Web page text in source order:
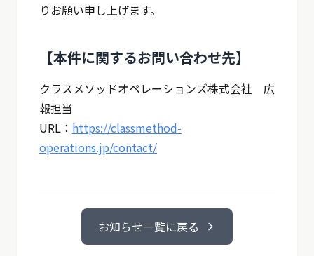
りお願い申し上げます。
【本件に関するお問い合わせ先】
クラスメソッドオペレーションズ株式会社 広
報担当
URL： https://classmethod-
operations.jp/contact/
お知らせ一覧に戻る